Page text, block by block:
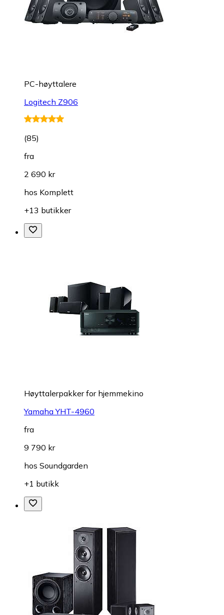
PC-høyttalere
Logitech Z906
(85)
fra
2 690 kr
hos Komplett
+13 butikker
Høyttalerpakker for hjemmekino
Yamaha YHT-4960
fra
9 790 kr
hos Soundgarden
+1 butikk